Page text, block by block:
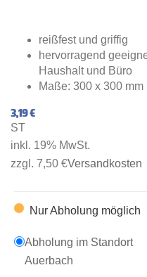
reißfest und griffig
hervorragend
Haushalt und Büro
Maße: 300 x 300 mm
3,19 €
ST
inkl. 19% MwSt.
zzgl. 7,50 €Versandkosten
Nur Abholung möglich
Abholung im Standort
Auerbach